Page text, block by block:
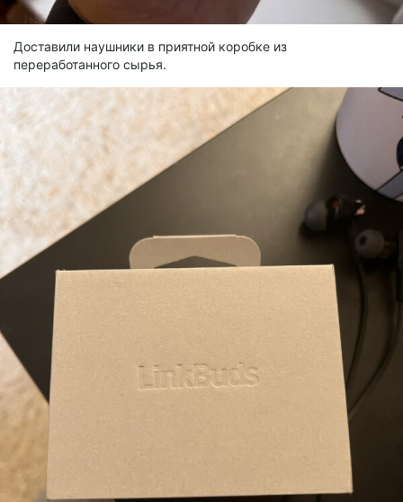
Доставили наушники в приятной коробке из
переработанного сырья.